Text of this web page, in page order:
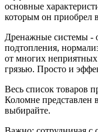
основные
которым он приобрел
Дренажные системы -
подтопления,
от многих
грязью. Просто и
Весь список товаров
Коломне представлен
выбирайте.